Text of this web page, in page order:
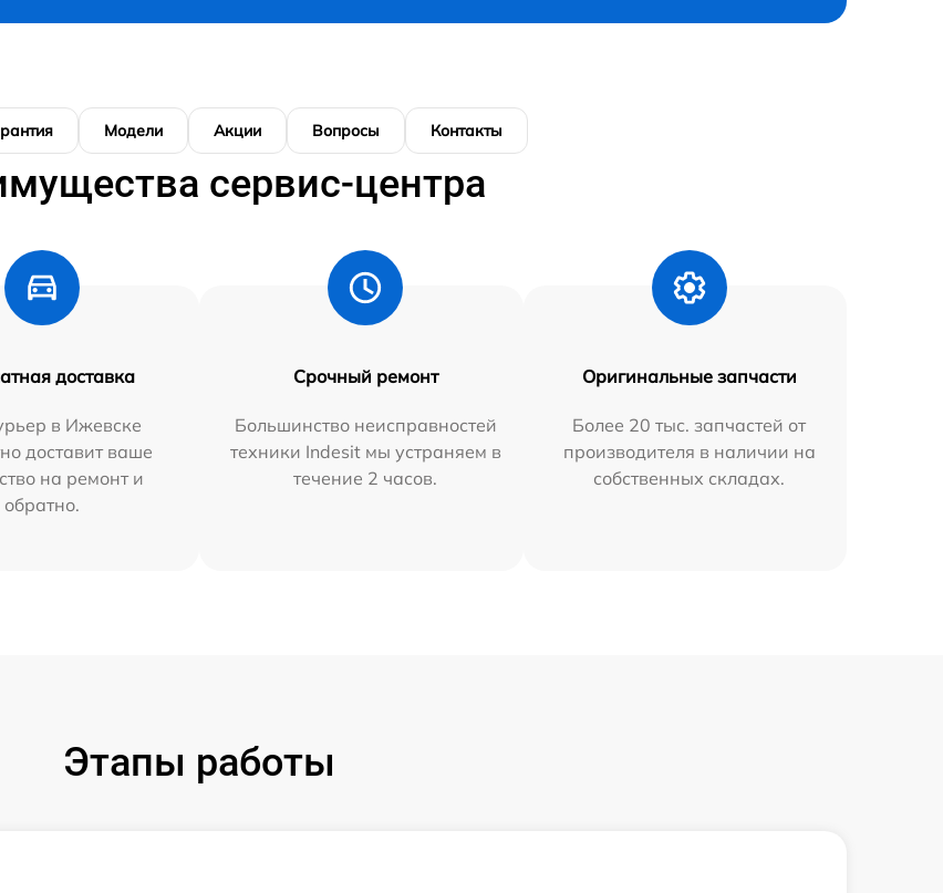
Модели Акции Вопросы Контакты
сервис-центра
доставка
в Ижевске
доставит ваше
на ремонт и
обратно.
Срочный ремонт
Большинство неисправностей
техники Indesit мы устраняем в
течение 2 часов.
Оригинальные запчасти
Более 20 тыс. запчастей от
производителя в наличии на
собственных складах.
Этапы работы